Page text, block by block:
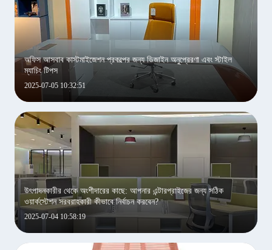
2025-07-05 10:32:51
অফিস আসবাব কাস্টমাইজেশন প্রকল্পের জন্য ডিজাইন অনুপ্রেরণা এবং স্টাইল
ম্যাচিং টিপস
2025-07-04 10:58:19
উৎপাদনকারীর থেকে অংশীদারের কাছে: আপনার এন্টারপ্রাইজের জন্য সঠিক
ওয়ার্কস্টেশন সরবরাহকারী কীভাবে নির্বাচন করবেন?